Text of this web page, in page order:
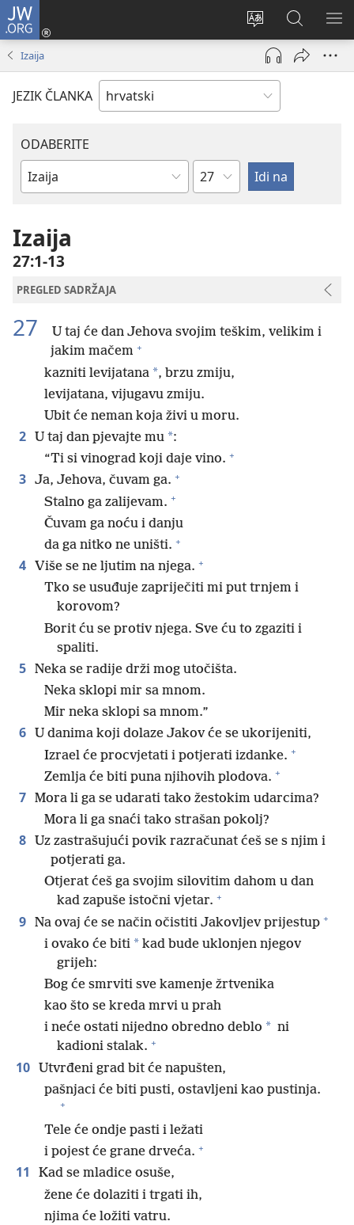
JW.ORG
Promijeni
jezik
Prijava
(otvara
prozor)
JW.ORG
|
Pretraga
Izaija
JEZIK ČLANKA
ODABERITE
Biblijska
Poglavlje
Izaija
27:1-13
PREGLED SADRŽAJA
27
U taj će dan Jehova svojim teškim, velikim i
jakim mačem +
kazniti levijatana *, brzu zmiju,
levijatana, vijugavu zmiju.
Ubit će neman koja živi u moru.
2 U taj dan pjevajte mu *:
“Ti si vinograd koji daje vino. +
3 Ja, Jehova, čuvam ga. +
Stalno ga zalijevam. +
Čuvam ga noću i danju
da ga nitko ne uništi. +
4 Više se ne ljutim na njega. +
Tko se usuđuje zapriječiti mi put trnjem i
korovom?
Borit ću se protiv njega. Sve ću to zgaziti i
spaliti.
5 Neka se radije drži mog utočišta.
Neka sklopi mir sa mnom.
Mir neka sklopi sa mnom.”
6
U danima koji dolaze Jakov će se ukorijeniti,
Izrael će procvjetati i potjerati izdanke. +
Zemlja će biti puna njihovih plodova. +
7 Mora li ga se udarati tako žestokim udarcima?
Mora li ga snaći tako strašan pokolj?
8
Uz zastrašujući povik razračunat ćeš se s njim i
potjerati ga.
Otjerat ćeš ga svojim silovitim dahom u dan
kad zapuše istočni vjetar. +
9 Na ovaj će se način očistiti Jakovljev prijestup +
i ovako će biti * kad bude uklonjen njegov
grijeh:
Bog će smrviti sve kamenje žrtvenika
kao što se kreda mrvi u prah
i neće ostati nijedno obredno deblo * ni
kadioni stalak. +
10 Utvrđeni grad bit će napušten,
pašnjaci će biti pusti, ostavljeni kao pustinja.
+
Tele će ondje pasti i ležati
i pojest će grane drveća. +
11
Kad se mladice osuše,
žene će dolaziti i trgati ih,
njima će ložiti vatru.